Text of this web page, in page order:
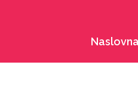
Naslovna